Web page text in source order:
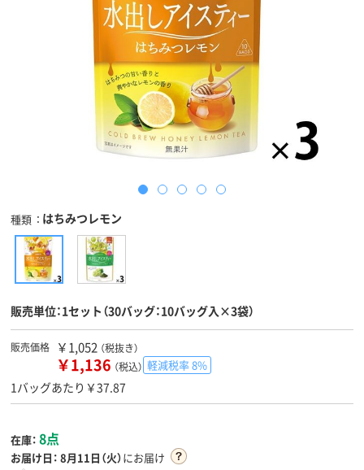
種類 はちみつレモン
販売単位：1セット（30バッグ：10バッグ入×3袋）
販売価格 ￥1,052 （税抜き）
￥1,136 （税込） 軽減税率 8%
1バッグあたり￥37.87
在庫： 8点
お届け日： 8月11日（火）にお届け